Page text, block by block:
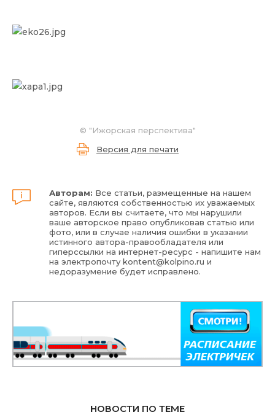
© "Ижорская перспектива"
Версия для печати
Авторам: Все статьи, размещенные на нашем
сайте, являются собственностью их уважаемых
авторов. Если вы считаете, что мы нарушили
ваше авторское право опубликовав статью или
фото, или в случае наличия ошибки в указании
истинного автора-правообладателя или
гиперссылки на интернет-ресурс - напишите нам
на электропочтуkontent@kolpino.ru и
недоразумение будет исправлено.
НОВОСТИ ПО ТЕМЕ